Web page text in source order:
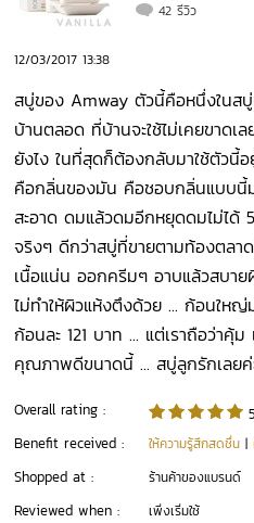
42 รีวิว
12/03/2017 13:38
สบู่ของ Amway ตัวนี้คือหนึ่งในส
บ้านตลอด ที่บ้านจะใช้ไม่เคยขาดเล
ยังไง ในที่สุดก็ต้องกลับมาใช้ตัวนี้
คือกลิ่นของมัน คือชอบกลิ่นแบบนี้
สะอาด ดมแล้วดมอีกหยุดดมไม่ได้
จริงๆ ดีกว่าสบู่ที่ขายตามท้องตลา
เนื้อแน่น ออกครีมๆ อาบแล้วสบา
ไม่ทำให้ผิวแห้งตึงด้วย ... ก้อนใหญ่
ก้อนละ 121 บาท ... แต่เราถือว่าคุ้
คุณภาพดีขนาดนี้ ... สบู่ลูกรักเลยค่
Overall rating :
5
Benefit received :
ให้ความรู้สึกสดชื่น |
Shopped at : ร้านค้าของแบรนด์
Reviewed when : เพิ่งเริ่มใช้